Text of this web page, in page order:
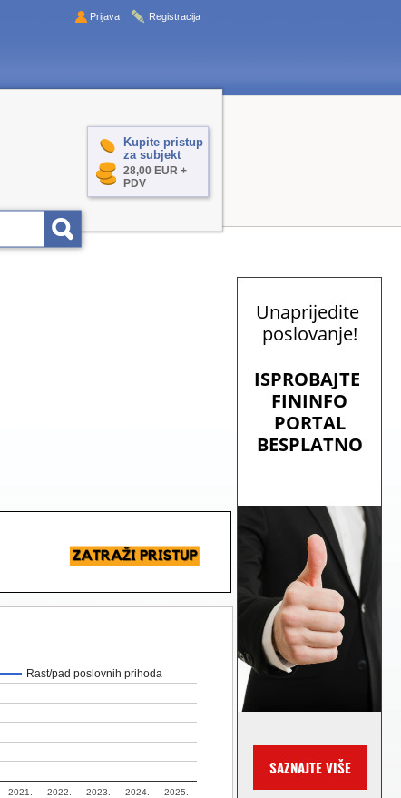
Prijava Registracija
Kupite pristup
za subjekt
28,00 EUR +
PDV
Rast/pad poslovnih prihoda
2021. 2022. 2023. 2024. 2025.